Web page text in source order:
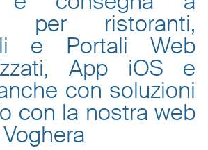
per ristoranti,
e Portali Web
App iOS e
con soluzioni
con la nostra web